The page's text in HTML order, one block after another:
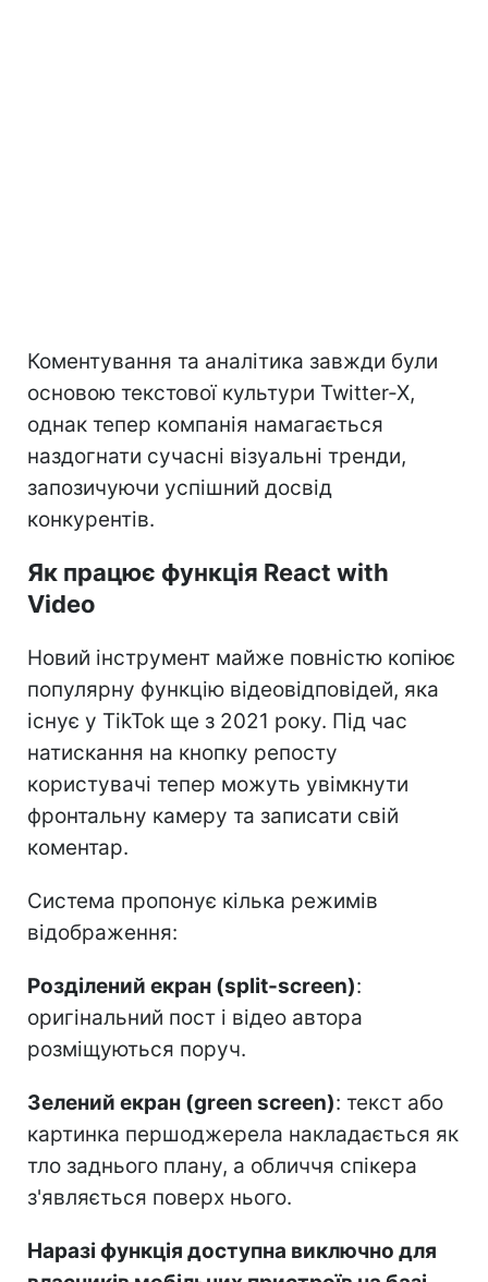
Коментування та аналітика завжди були
основою текстової культури Twitter-X,
однак тепер компанія намагається
наздогнати сучасні візуальні тренди,
запозичуючи успішний досвід
конкурентів.
Як працює функція React with
Video
Новий інструмент майже повністю копіює
популярну функцію відеовідповідей, яка
існує у TikTok ще з 2021 року. Під час
натискання на кнопку репосту
користувачі тепер можуть увімкнути
фронтальну камеру та записати свій
коментар.
Система пропонує кілька режимів
відображення:
Розділений екран (split-screen):
оригінальний пост і відео автора
розміщуються поруч.
Зелений екран (green screen): текст або
картинка першоджерела накладається як
тло заднього плану, а обличчя спікера
з'являється поверх нього.
Наразі функція доступна виключно для